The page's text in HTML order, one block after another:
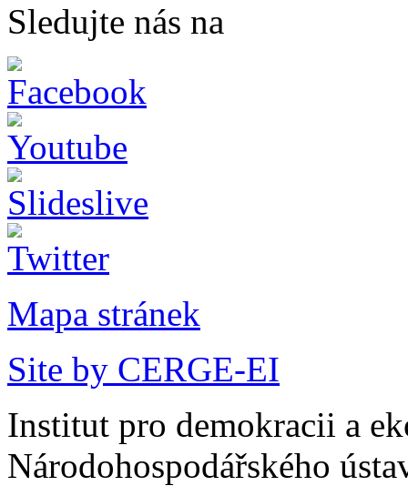
Sledujte nás na
Mapa stránek
Site by CERGE-EI
Institut pro demokracii a
Národohospodářského